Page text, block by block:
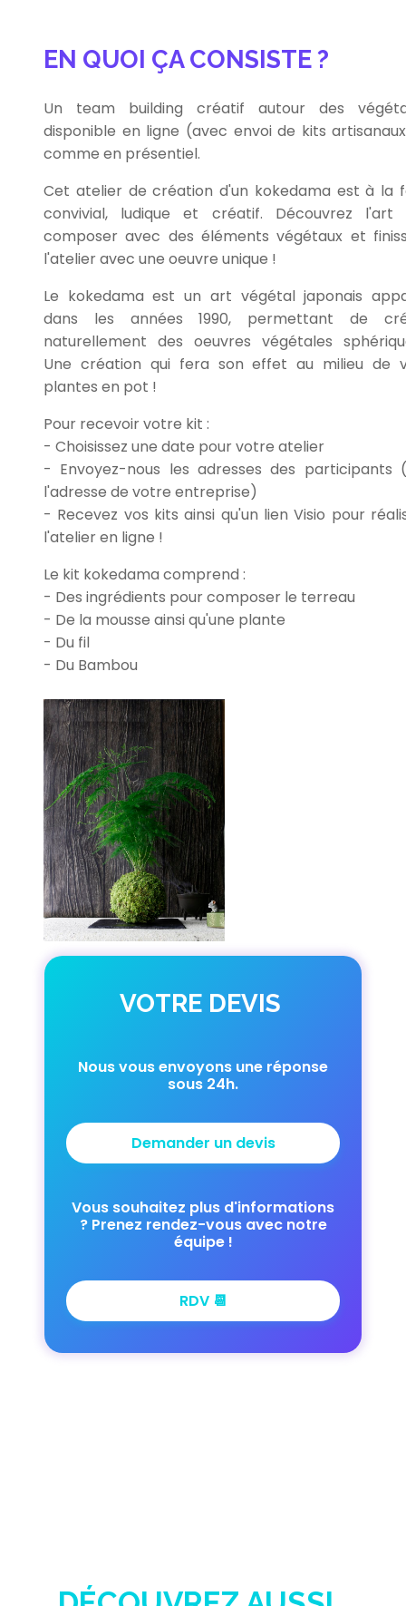
EN QUOI ÇA CONSISTE ?
Un team building créatif autour des
disponible en ligne (avec envoi de kits
comme en présentiel.
Cet atelier de création d'un kokedama est à la
convivial, ludique et créatif. Découvrez l'art
composer avec des éléments végétaux et
l'atelier avec une oeuvre unique !
Le kokedama est un art végétal japonais
dans les années 1990, permettant de
naturellement des oeuvres végétales
Une création qui fera son effet au milieu de
plantes en pot !
Pour recevoir votre kit :
- Choisissez une date pour votre atelier
- Envoyez-nous les adresses des participants
l'adresse de votre entreprise)
- Recevez vos kits ainsi qu'un lien Visio pour
l'atelier en ligne !
Le kit kokedama comprend :
- Des ingrédients pour composer le terreau
- De la mousse ainsi qu'une plante
- Du fil
- Du Bambou
VOTRE DEVIS
Nous vous envoyons une réponse
sous 24h.
Demander un devis
Vous souhaitez plus d'informations
? Prenez rendez-vous avec notre
équipe !
RDV 📆